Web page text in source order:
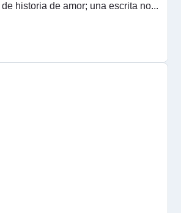
historia de amor; una escrita no...